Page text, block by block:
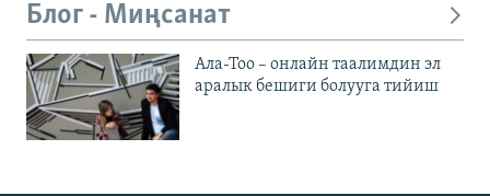
Блог - Миңсанат
Ала-Тоо – онлайн таалимдин эл
аралык бешиги болууга тийиш